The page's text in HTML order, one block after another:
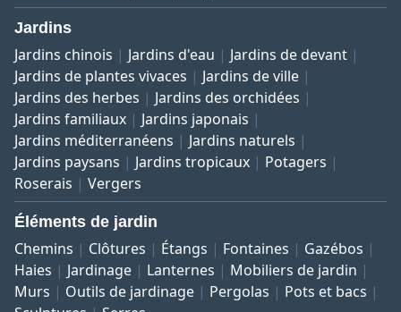
Jardins
Jardins chinois Jardins d'eau
Jardins de devant
Jardins de plantes vivaces
Jardins de ville
Jardins des herbes
Jardins des orchidées
Jardins familiaux
Jardins japonais
Jardins méditerranéens
Jardins naturels
Jardins paysans
Jardins tropicaux
Potagers
Roserais
Vergers
Éléments de jardin
Chemins Clôtures Étangs Fontaines
Gazébos
Haies
Jardinage Lanternes
Mobiliers de jardin
Murs
Outils de jardinage Pergolas
Pots et bacs